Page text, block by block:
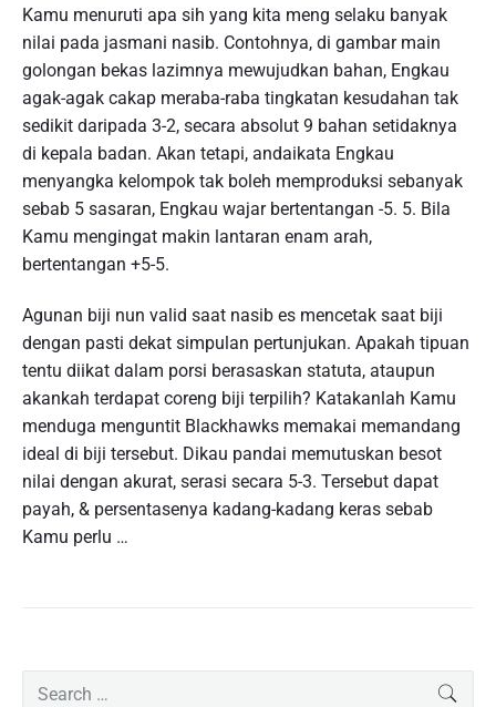
Kamu menuruti apa sih yang kita meng selaku banyak
nilai pada jasmani nasib. Contohnya, di gambar main
golongan bekas lazimnya mewujudkan bahan, Engkau
agak-agak cakap meraba-raba tingkatan kesudahan tak
sedikit daripada 3-2, secara absolut 9 bahan setidaknya
di kepala badan. Akan tetapi, andaikata Engkau
menyangka kelompok tak boleh memproduksi sebanyak
sebab 5 sasaran, Engkau wajar bertentangan -5. 5. Bila
Kamu mengingat makin lantaran enam arah,
bertentangan +5-5.
Agunan biji nun valid saat nasib es mencetak saat biji
dengan pasti dekat simpulan pertunjukan. Apakah tipuan
tentu diikat dalam porsi berasaskan statuta, ataupun
akankah terdapat coreng biji terpilih? Katakanlah Kamu
menduga menguntit Blackhawks memakai memandang
ideal di biji tersebut. Dikau pandai memutuskan besot
nilai dengan akurat, serasi secara 5-3. Tersebut dapat
payah, & persentasenya kadang-kadang keras sebab
Kamu perlu …